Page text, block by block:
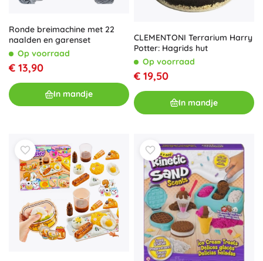
Ronde breimachine met 22
naalden en garenset
Op voorraad
€ 13,90
In mandje
CLEMENTONI Terrarium Harry
Potter: Hagrids hut
Op voorraad
€ 19,50
In mandje